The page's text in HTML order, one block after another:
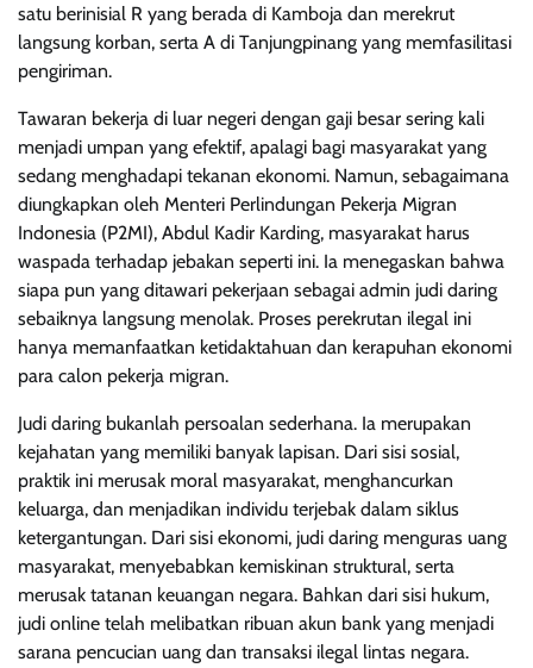
satu berinisial R yang berada di Kamboja dan merekrut
langsung korban, serta A di Tanjungpinang yang memfasilitasi
pengiriman.
Tawaran bekerja di luar negeri dengan gaji besar sering kali
menjadi umpan yang efektif, apalagi bagi masyarakat yang
sedang menghadapi tekanan ekonomi. Namun, sebagaimana
diungkapkan oleh Menteri Perlindungan Pekerja Migran
Indonesia (P2MI), Abdul Kadir Karding, masyarakat harus
waspada terhadap jebakan seperti ini. Ia menegaskan bahwa
siapa pun yang ditawari pekerjaan sebagai admin judi daring
sebaiknya langsung menolak. Proses perekrutan ilegal ini
hanya memanfaatkan ketidaktahuan dan kerapuhan ekonomi
para calon pekerja migran.
Judi daring bukanlah persoalan sederhana. Ia merupakan
kejahatan yang memiliki banyak lapisan. Dari sisi sosial,
praktik ini merusak moral masyarakat, menghancurkan
keluarga, dan menjadikan individu terjebak dalam siklus
ketergantungan. Dari sisi ekonomi, judi daring menguras uang
masyarakat, menyebabkan kemiskinan struktural, serta
merusak tatanan keuangan negara. Bahkan dari sisi hukum,
judi online telah melibatkan ribuan akun bank yang menjadi
sarana pencucian uang dan transaksi ilegal lintas negara.